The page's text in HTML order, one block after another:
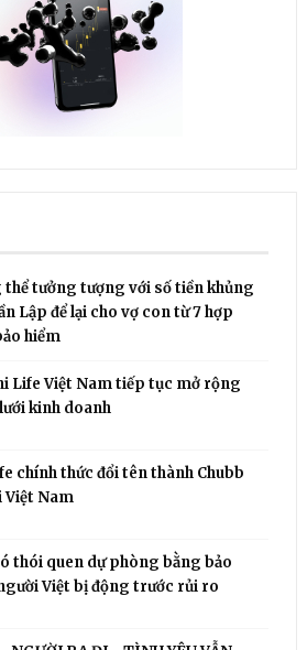
thể tưởng tượng với số tiền khủng
Lập để lại cho vợ con từ 7 hợp
hiểm
Life Việt Nam tiếp tục mở rộng
kinh doanh
chính thức đổi tên thành Chubb
Việt Nam
thói quen dự phòng bằng bảo
Việt bị động trước rủi ro